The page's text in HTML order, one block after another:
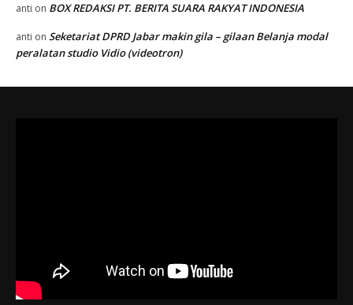
anti on BOX REDAKSI PT. BERITA SUARA RAKYAT INDONESIA
anti on Seketariat DPRD Jabar makin gila – gilaan Belanja modal
peralatan studio Vidio (videotron)